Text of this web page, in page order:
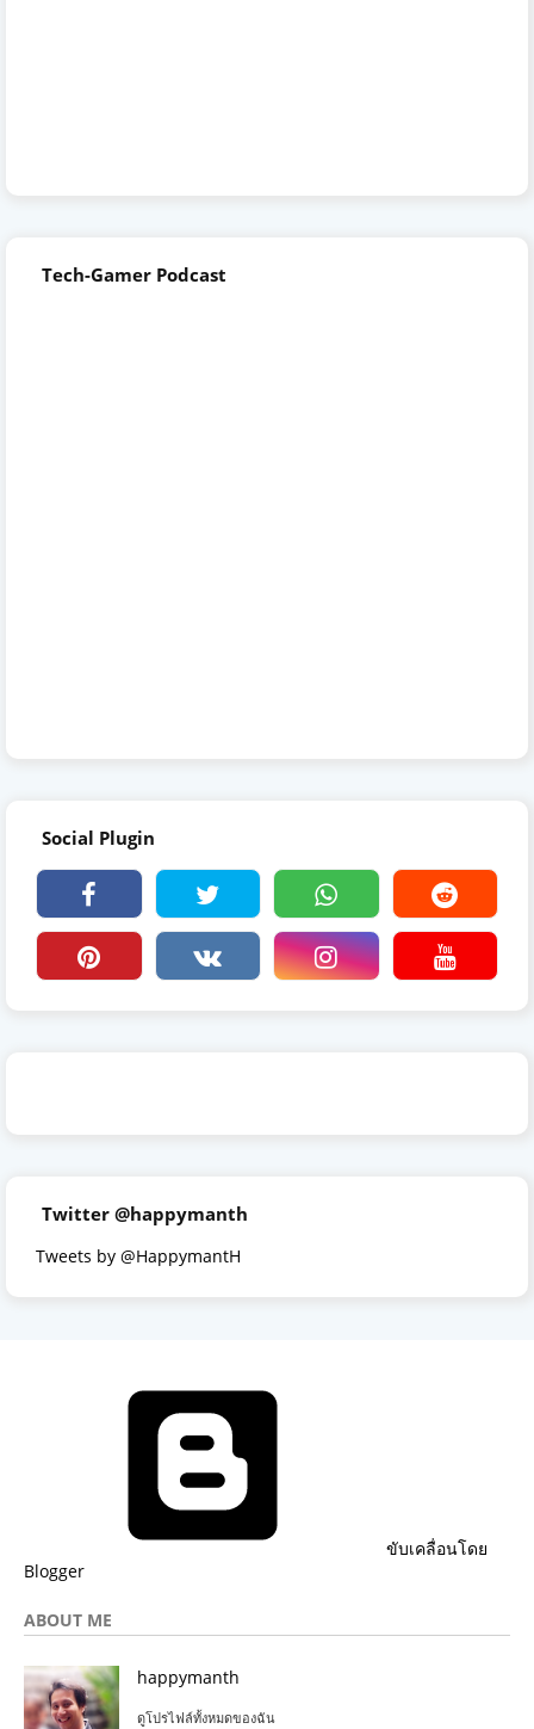
Tech-Gamer Podcast
Social Plugin
Twitter @happymanth
Tweets by @HappymantH
ขับเคลื่อนโดย
Blogger
ABOUT ME
happymanth
ดูโปรไฟล์ทั้งหมดของฉัน